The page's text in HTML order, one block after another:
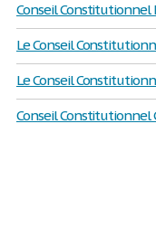
Conseil Constitutionnel
Le Conseil
Le Conseil
Conseil Constitutionnel